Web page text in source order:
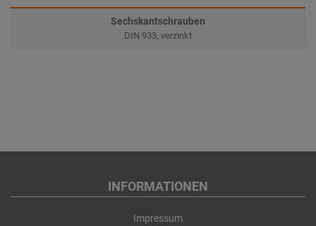
Sechskantschrauben
DIN 933, verzinkt
INFORMATIONEN
Impressum